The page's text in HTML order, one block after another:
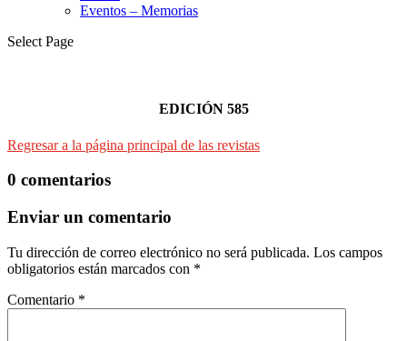
Eventos – Memorias
Select Page
EDICIÓN 585
Regresar a la página principal de las revistas
0 comentarios
Enviar un comentario
Tu dirección de correo electrónico no será publicada. Los campos
obligatorios están marcados con *
Comentario *